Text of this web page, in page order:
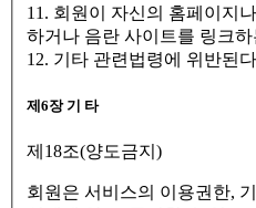
11. 회원이 자신의 홈페이지
하거나 음란 사이트를 링크하
12. 기타 관련법령에 위반된
제6장 기 타
제18조(양도금지)
회원은 서비스의 이용권한,